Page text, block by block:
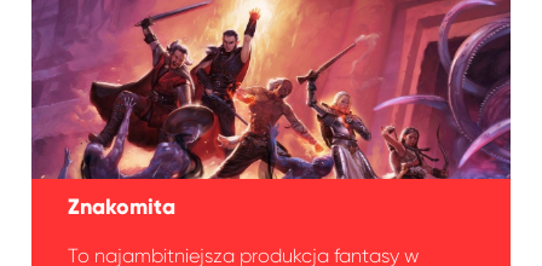
Znakomita
To najambitniejsza produkcja fantasy w